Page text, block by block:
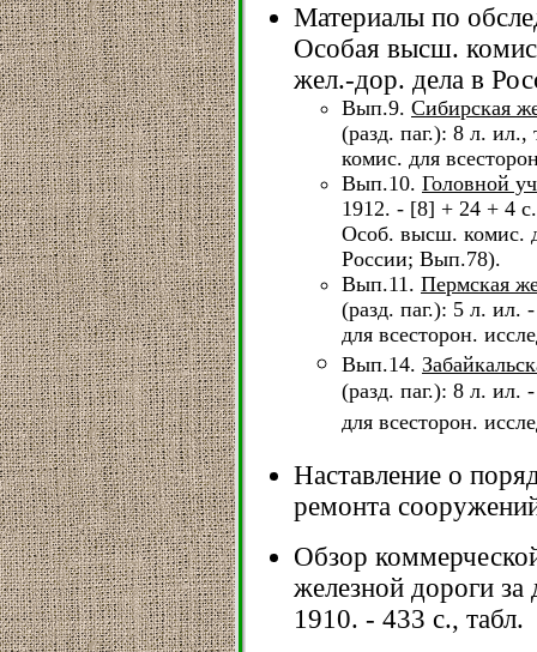
Материалы по
Особая высш.
жел.-дор. дела в
Вып.9. Сибирская
(разд. паг.): 8 л.
комис. для
Вып.10. Головной
1912. - [8] + 24 + 4
Особ. высш. комис.
России; Вып.78).
Вып.11. Пермская
(разд. паг.): 5 л.
для всесторон.
Вып.14.
(разд. паг.): 8 л.
для всесторон.
Наставление о
ремонта
Обзор
железной дороги
1910. - 433 с., табл.